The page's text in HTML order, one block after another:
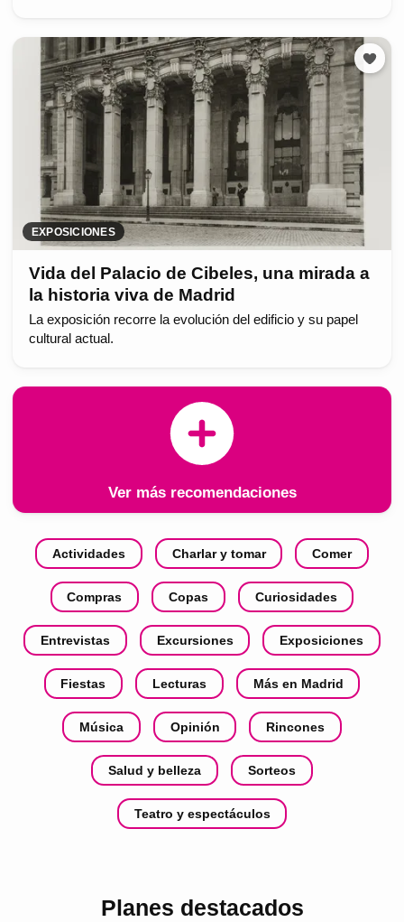
EXPOSICIONES
Vida del Palacio de Cibeles, una mirada a
la historia viva de Madrid
La exposición recorre la evolución del edificio y su papel
cultural actual.
Ver más recomendaciones
Actividades Charlar y tomar Comer
Compras Copas Curiosidades
Entrevistas Excursiones Exposiciones
Fiestas Lecturas Más en Madrid
Música Opinión Rincones
Salud y belleza Sorteos
Teatro y espectáculos
Planes destacados